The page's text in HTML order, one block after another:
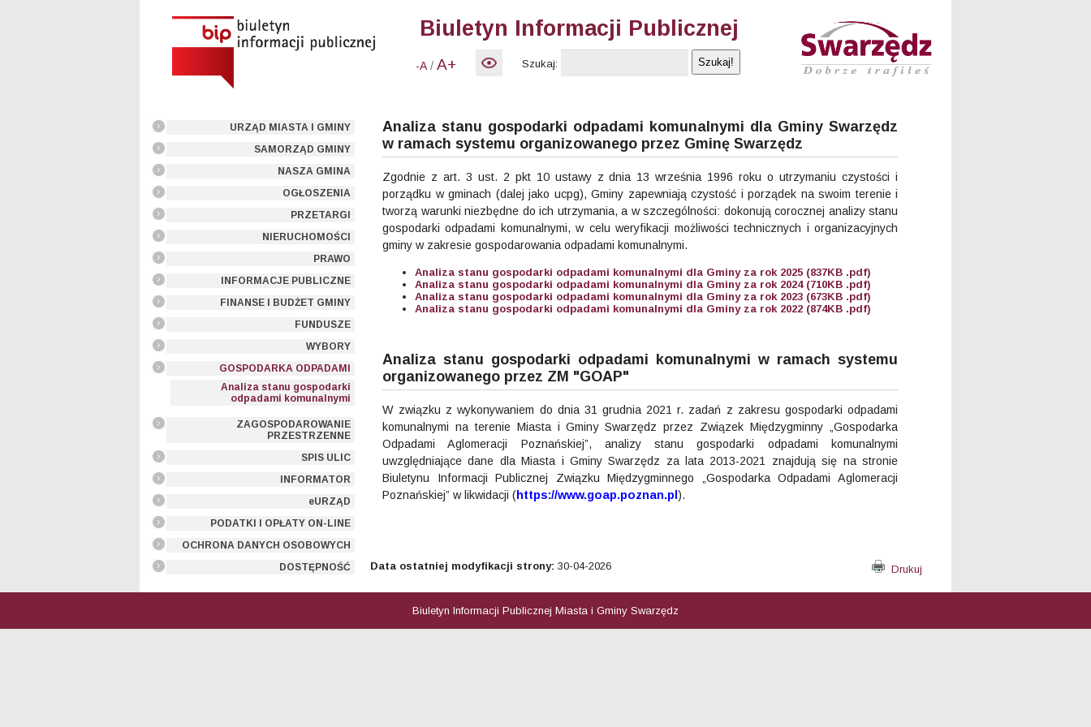
Biuletyn Informacji Publicznej
-A / A+ Szukaj:
URZĄD MIASTA I GMINY
SAMORZĄD GMINY
NASZA GMINA
OGŁOSZENIA
PRZETARGI
NIERUCHOMOŚCI
PRAWO
INFORMACJE PUBLICZNE
FINANSE I BUDŻET GMINY
FUNDUSZE
WYBORY
GOSPODARKA ODPADAMI
Analiza stanu gospodarki
odpadami komunalnymi
ZAGOSPODAROWANIE
PRZESTRZENNE
SPIS ULIC
INFORMATOR
eURZĄD
PODATKI I OPŁATY ON-LINE
OCHRONA DANYCH OSOBOWYCH
DOSTĘPNOŚĆ
Analiza stanu gospodarki odpadami komunalnymi dla Gminy Swarzędz
w ramach systemu organizowanego przez Gminę Swarzędz
Zgodnie z art. 3 ust. 2 pkt 10 ustawy z dnia 13 września 1996 roku o utrzymaniu czystości i
porządku w gminach (dalej jako ucpg), Gminy zapewniają czystość i porządek na swoim terenie i
tworzą warunki niezbędne do ich utrzymania, a w szczególności: dokonują corocznej analizy stanu
gospodarki odpadami komunalnymi, w celu weryfikacji możliwości technicznych i organizacyjnych
gminy w zakresie gospodarowania odpadami komunalnymi.
Analiza stanu gospodarki odpadami komunalnymi dla Gminy za rok 2025 (837KB .pdf)
Analiza stanu gospodarki odpadami komunalnymi dla Gminy za rok 2024 (710KB .pdf)
Analiza stanu gospodarki odpadami komunalnymi dla Gminy za rok 2023 (673KB .pdf)
Analiza stanu gospodarki odpadami komunalnymi dla Gminy za rok 2022 (874KB .pdf)
Analiza stanu gospodarki odpadami komunalnymi w ramach systemu
organizowanego przez ZM "GOAP"
W związku z wykonywaniem do dnia 31 grudnia 2021 r. zadań z zakresu gospodarki odpadami
komunalnymi na terenie Miasta i Gminy Swarzędz przez Związek Międzygminny „Gospodarka
Odpadami Aglomeracji Poznańskiej”, analizy stanu gospodarki odpadami komunalnymi
uwzględniające dane dla Miasta i Gminy Swarzędz za lata 2013-2021 znajdują się na stronie
Biuletynu Informacji Publicznej Związku Międzygminnego „Gospodarka Odpadami Aglomeracji
Poznańskiej” w likwidacji (https://www.goap.poznan.pl ).
Data ostatniej modyfikacji strony: 30-04-2026 Drukuj
Biuletyn Informacji Publicznej Miasta i Gminy Swarzędz